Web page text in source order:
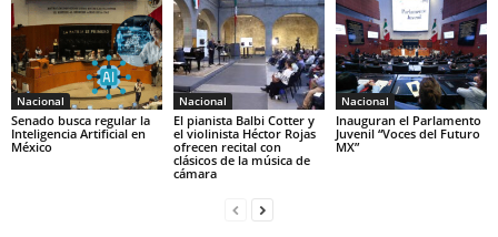
Nacional
Senado busca regular la
Inteligencia Artificial en
México
Nacional
El pianista Balbi Cotter y
el violinista Héctor Rojas
ofrecen recital con
clásicos de la música de
cámara
Nacional
Inauguran el Parlamento
Juvenil “Voces del Futuro
MX”